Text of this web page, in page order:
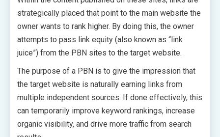
strategically placed that point to the main website the
owner wants to rank higher. By doing this, the owner
attempts to pass link equity (also known as “link
juice”) from the PBN sites to the target website.
The purpose of a PBN is to give the impression that
the target website is naturally earning links from
multiple independent sources. If done effectively, this
can temporarily improve keyword rankings, increase
organic visibility, and drive more traffic from search